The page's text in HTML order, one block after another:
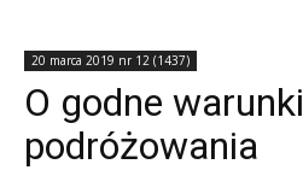
20 marca 2019 nr 12 (1437)
O godne warunki
podróżowania